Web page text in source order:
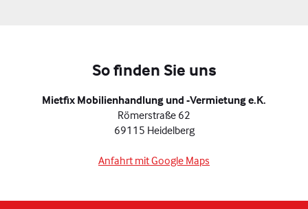
So finden Sie uns
Mietfix Mobilienhandlung und -Vermietung e.K.
Römerstraße 62
69115 Heidelberg
Anfahrt mit Google Maps